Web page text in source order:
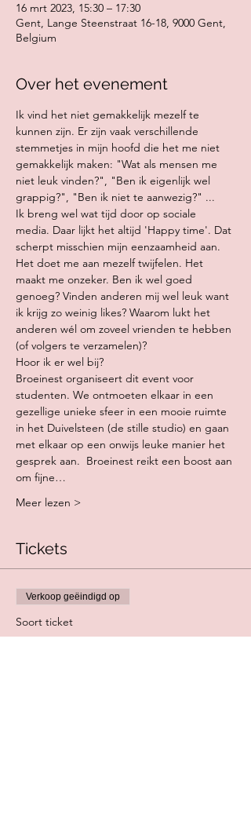
16 mrt 2023, 15:30 – 17:30
Gent, Lange Steenstraat 16-18, 9000 Gent,
Belgium
Over het evenement
Ik vind het niet gemakkelijk mezelf te
kunnen zijn. Er zijn vaak verschillende
stemmetjes in mijn hoofd die het me niet
gemakkelijk maken: "Wat als mensen me
niet leuk vinden?", "Ben ik eigenlijk wel
grappig?", "Ben ik niet te aanwezig?" ...
Ik breng wel wat tijd door op sociale
media. Daar lijkt het altijd 'Happy time'. Dat
scherpt misschien mijn eenzaamheid aan.
Het doet me aan mezelf twijfelen. Het
maakt me onzeker. Ben ik wel goed
genoeg? Vinden anderen mij wel leuk want
ik krijg zo weinig likes? Waarom lukt het
anderen wél om zoveel vrienden te hebben
(of volgers te verzamelen)?
Hoor ik er wel bij?
Broeinest organiseert dit event voor
studenten. We ontmoeten elkaar in een
gezellige unieke sfeer in een mooie ruimte
in het Duivelsteen (de stille studio) en gaan
met elkaar op een onwijs leuke manier het
gesprek aan.  Broeinest reikt een boost aan
om fijne…
Meer lezen >
Tickets
Verkoop geëindigd op
Soort ticket